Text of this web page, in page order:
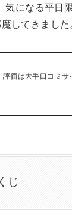
になる平日
してきました
価は大手口コミ
じ